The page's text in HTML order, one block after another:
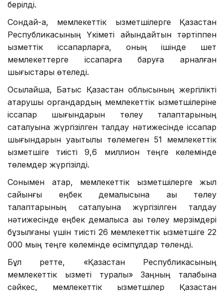
берілді.
Сондай-ақ, мемлекеттiк қызметшілерге Қазақстан
Республикасының Үкiметi айқындайтын тәртiппен
қызметтiк iссапарларға, оның iшiнде шет
мемлекеттерге iссапарға баруға арналған
шығыстары өтеледi.
Осылайша, Батыс Қазақстан облысының жергілікті
атқарушы органдардың мемлекеттік қызметшілеріне
іссапар шығындарын төлеу талаптарының
сақталуына жүргізілген талдау нәтижесінде іссапар
шығындарын уақытылы төлемеген 51 мемлекеттік
қызметшіге тиісті9,6 миллион теңге көлемінде
төлемдер жүргізілді.
Сонымен қатар, мемлекеттік қызметшілерге жыл
сайынғы еңбек демалысына ақы төлеу
талаптарының сақталуына жүргізілген талдау
нәтижесінде еңбек демалыса ақы төлеу мерзімдері
бұзылғаны үшін тиісті 26 мемлекеттік қызметшіге 22
000 мың теңге көлемінде өсімпұлдар төленді.
Бұл ретте, «Қазақстан Республикасының
мемлекеттік қызметі туралы» Заңның талабына
сәйкес, мемлекеттiк қызметшiлер Қазақстан